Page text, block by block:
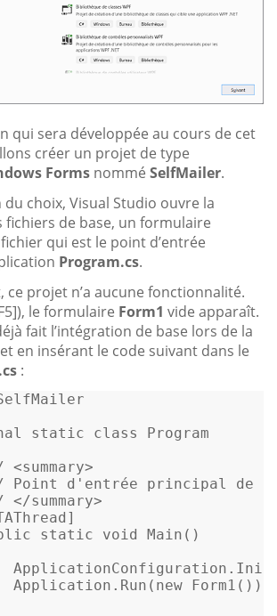
qui sera développée au cours de cet
créer un projet de type
Forms nommé SelfMailer.
choix, Visual Studio ouvre la
fichiers de base, un formulaire
qui est le point d’entrée
Program.cs.
ce projet n’a aucune fonctionnalité.
le formulaire Form1 vide apparaît.
fait l’intégration de base lors de la
en insérant le code suivant dans le
:
static class
Program
<summary>
Point d'entrée principal de
</summary>
]
static void Main ()
new